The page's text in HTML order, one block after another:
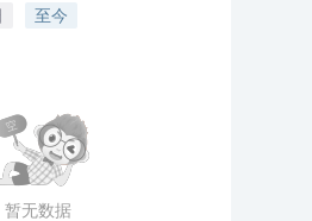
至今
暂无数据